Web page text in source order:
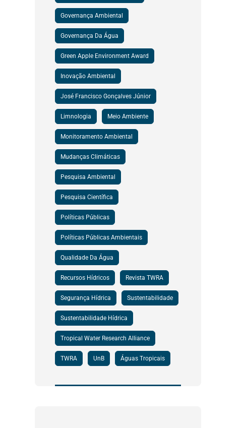
Governança Ambiental
Governança Da Água
Green Apple Environment Award
Inovação Ambiental
José Francisco Gonçalves Júnior
Limnologia Meio Ambiente
Monitoramento Ambiental
Mudanças Climáticas
Pesquisa Ambiental
Pesquisa Científica
Políticas Públicas
Políticas Públicas Ambientais
Qualidade Da Água
Recursos Hídricos Revista TWRA
Segurança Hídrica Sustentabilidade
Sustentabilidade Hídrica
Tropical Water Research Alliance
TWRA UnB Águas Tropicais